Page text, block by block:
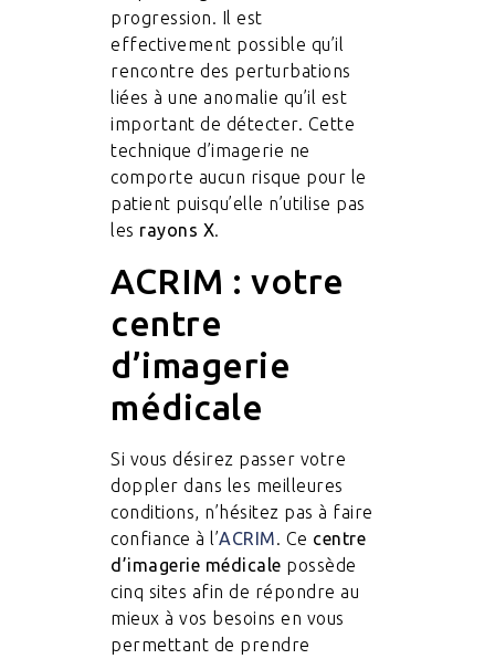
progression. Il est
effectivement possible qu’il
rencontre des perturbations
liées à une anomalie qu’il est
important de détecter. Cette
technique d’imagerie ne
comporte aucun risque pour le
patient puisqu’elle n’utilise pas
les rayons X.
ACRIM : votre
centre
d’imagerie
médicale
Si vous désirez passer votre
doppler dans les meilleures
conditions, n’hésitez pas à faire
confiance à l’ACRIM. Ce centre
d’imagerie médicale possède
cinq sites afin de répondre au
mieux à vos besoins en vous
permettant de prendre